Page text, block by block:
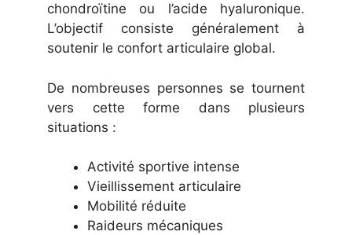
chondroïtine ou l’acide hyaluronique.
L’objectif consiste généralement à
soutenir le confort articulaire global.
De nombreuses personnes se tournent
vers cette forme dans plusieurs
situations :
Activité sportive intense
Vieillissement articulaire
Mobilité réduite
Raideurs mécaniques